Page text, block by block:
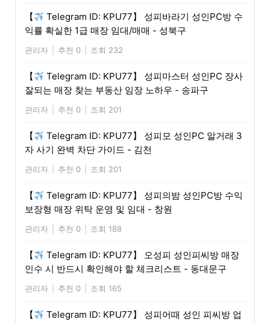
【
Telegram ID: KPU77】 성피바라기 성인PC방 수
익률 확실한 1급 매장 임대/매매 - 성북구
관리자 추천 0 조회 232
【
Telegram ID: KPU77】 성피마스터 성인PC 장사
잘되는 매장 찾는 부동산 임장 노하우 - 송파구
관리자 추천 0 조회 201
【
Telegram ID: KPU77】 성피모 성인PC 알거래 3
자 사기 완벽 차단 가이드 - 김천
관리자 추천 0 조회 201
【
Telegram ID: KPU77】 성피의밤 성인PC방 수익
보장형 매장 위탁 운영 및 임대 - 창원
관리자 추천 0 조회 188
【
Telegram ID: KPU77】 오성피 성인피씨방 매장
인수 시 반드시 확인해야 할 체크리스트 - 동대문구
관리자 추천 0 조회 165
【
Telegram ID: KPU77】 성피어때 성인 피씨방 업